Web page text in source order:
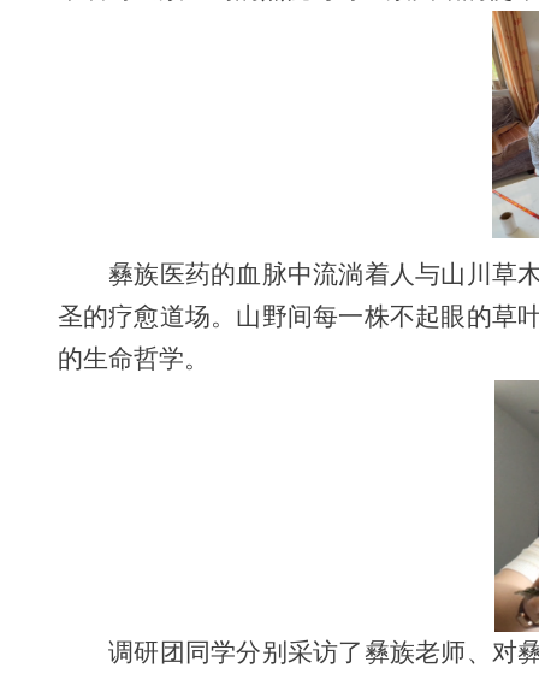
彝族医药的血脉中流淌着人与山川草
圣的疗愈道场。山野间每一株不起眼的草
的生命哲学。
调研团同学分别采访了彝族老师、对